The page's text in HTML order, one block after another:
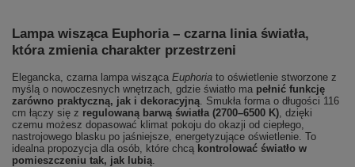
Lampa wisząca Euphoria– czarna linia światła,
która zmienia charakter przestrzeni
Elegancka, czarna lampa wisząca Euphoria to oświetlenie stworzone z
myślą o nowoczesnych wnętrzach, gdzie światło ma pełnić funkcję
zarówno praktyczną, jak i dekoracyjną. Smukła forma o długości 116
cm łączy się z regulowaną barwą światła (2700–6500 K), dzięki
czemu możesz dopasować klimat pokoju do okazji od ciepłego,
nastrojowego blasku po jaśniejsze, energetyzujące oświetlenie. To
idealna propozycja dla osób, które chcą kontrolować światło w
pomieszczeniu tak, jak lubią.